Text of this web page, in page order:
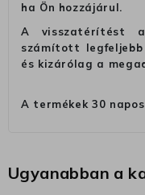
ha Ön hozzájárul.
A visszatérítést a
számított
és kizárólag a
A termékek 30
Ugyanabban a